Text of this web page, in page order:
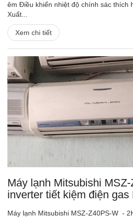
êm Điều khiển nhiệt độ chính sác thích
Xuất...
Xem chi tiết
Máy lạnh Mitsubishi
inverter tiết kiệm điện
Máy lạnh Mitsubishi MSZ-Z40PS-W -